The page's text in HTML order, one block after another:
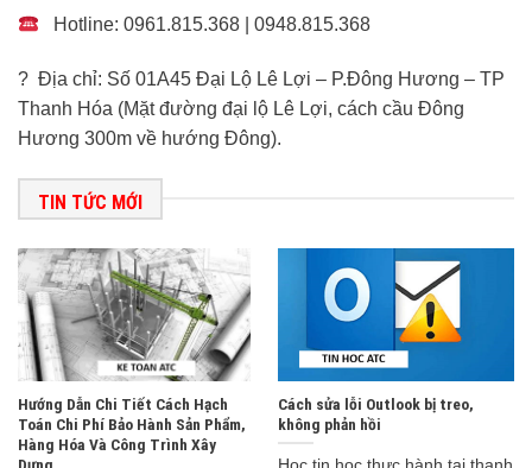
Hotline: 0961.815.368 | 0948.815.368
? Địa chỉ: Số 01A45 Đại Lộ Lê Lợi – P.Đông Hương – TP
Thanh Hóa (Mặt đường đại lộ Lê Lợi, cách cầu Đông
Hương 300m về hướng Đông).
TIN TỨC MỚI
Hướng Dẫn Chi Tiết Cách Hạch
Toán Chi Phí Bảo Hành Sản Phẩm,
Hàng Hóa Và Công Trình Xây
Dựng
Cách sửa lỗi Outlook bị treo,
không phản hồi